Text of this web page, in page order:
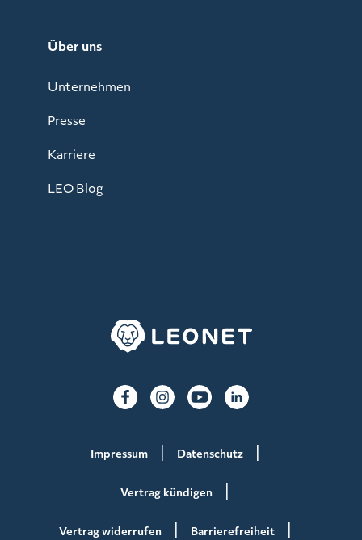
Über uns
Unternehmen
Presse
Karriere
LEO Blog
Impressum Datenschutz
Vertrag kündigen
Vertrag widerrufen Barrierefreiheit